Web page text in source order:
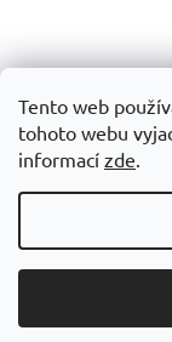
Tento web
tohoto webu
informací zde.